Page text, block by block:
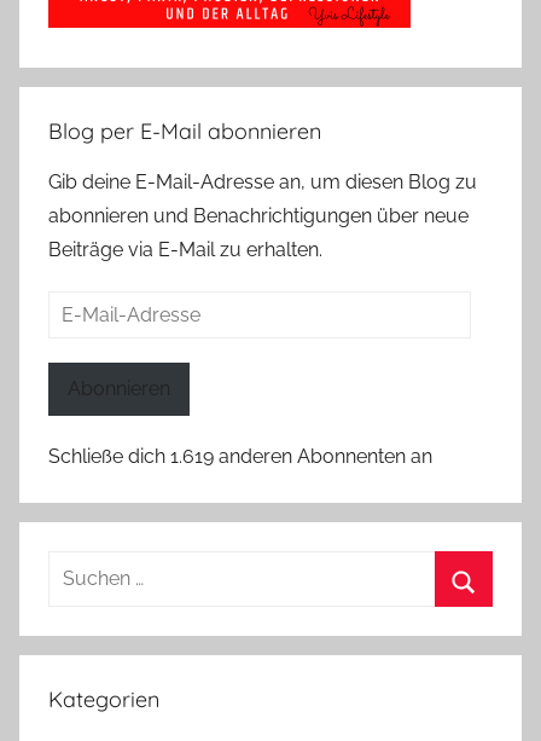
Blog per E-Mail abonnieren
Gib deine E-Mail-Adresse an, um diesen Blog zu
abonnieren und Benachrichtigungen über neue
Beiträge via E-Mail zu erhalten.
E-
Abonnieren
Schließe dich 1.619 anderen Abonnenten an
Suchen
Kategorien